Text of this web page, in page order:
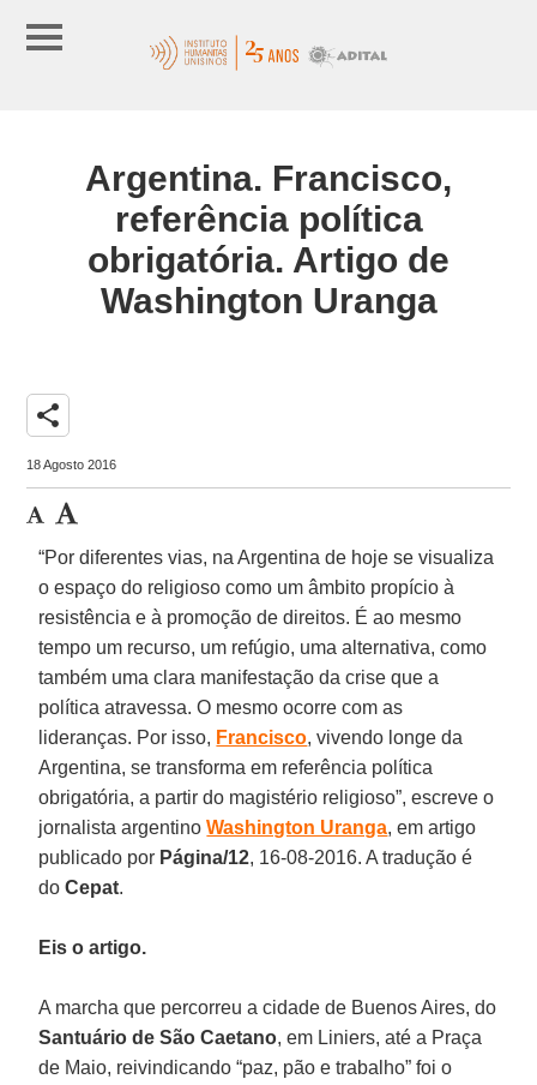
Argentina. Francisco,
referência política
obrigatória. Artigo de
Washington Uranga
share
18 Agosto 2016
“Por diferentes vias, na Argentina de hoje se visualiza
o espaço do religioso como um âmbito propício à
resistência e à promoção de direitos. É ao mesmo
tempo um recurso, um refúgio, uma alternativa, como
também uma clara manifestação da crise que a
política atravessa. O mesmo ocorre com as
lideranças. Por isso, Francisco, vivendo longe da
Argentina, se transforma em referência política
obrigatória, a partir do magistério religioso”, escreve o
jornalista argentinoWashington Uranga, em artigo
publicado por Página/12, 16-08-2016. A tradução é
doCepat.
Eis o artigo.
A marcha que percorreu a cidade de Buenos Aires, do
Santuário de São Caetano, em Liniers, até a Praça
de Maio, reivindicando “paz, pão e trabalho” foi o